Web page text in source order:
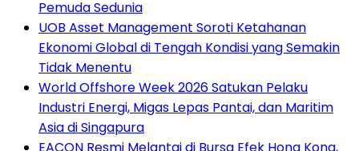
Pemuda Sedunia
UOB Asset Management Soroti Ketahanan
Ekonomi Global di Tengah Kondisi yang Semakin
Tidak Menentu
World Offshore Week 2026 Satukan Pelaku
Industri Energi, Migas Lepas Pantai, dan Maritim
Asia di Singapura
EACON Resmi Melantai di Bursa Efek Hong Kong,